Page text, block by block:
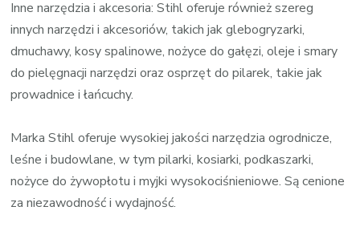
Inne narzędzia i akcesoria: Stihl oferuje również szereg
innych narzędzi i akcesoriów, takich jak glebogryzarki,
dmuchawy, kosy spalinowe, nożyce do gałęzi, oleje i smary
do pielęgnacji narzędzi oraz osprzęt do pilarek, takie jak
prowadnice i łańcuchy.
Marka Stihl oferuje wysokiej jakości narzędzia ogrodnicze,
leśne i budowlane, w tym pilarki, kosiarki, podkaszarki,
nożyce do żywopłotu i myjki wysokociśnieniowe. Są cenione
za niezawodność i wydajność.